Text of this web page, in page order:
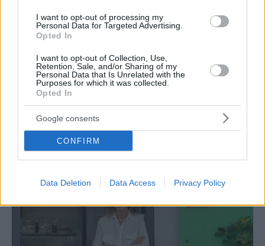
I want to opt-out of processing my
Personal Data for Targeted Advertising.
Opted In
I want to opt-out of Collection, Use,
Retention, Sale, and/or Sharing of my
Personal Data that Is Unrelated with the
Purposes for which it was collected.
Opted In
Google consents
CONFIRM
Data Deletion Data Access Privacy Policy
Helena Scott: «Η γνώση δεν είναι συλλογή λέξεων
σε ένα χαρτί. Οι αισθήσεις είναι το κλειδί για τη
μάθηση»